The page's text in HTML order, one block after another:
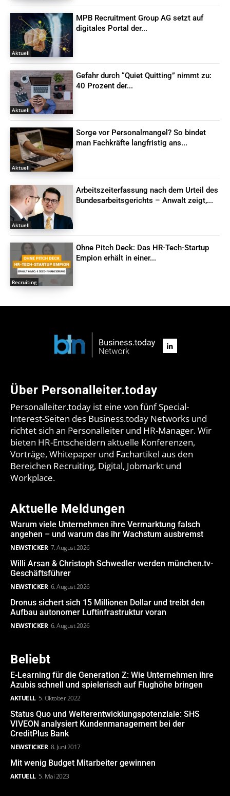
Aktuell
MPB Recruitment Group AG setzt auf
digitales Portal der...
Aktuell
Gefahr durch “Quiet Quitting” nimmt zu:
40 Prozent der...
Aktuell
Sorge vor Personalmangel? So bindet
man Fachkräfte langfristig ans...
Aktuell
Arbeitszeiterfassung nach dem Urteil des
Bundesarbeitsgerichts – Anwalt zeigt,...
Recruiting
Ohne Pitch Deck: Das HR-Tech-Startup
Empion erhält in einer...
Über Personalleiter.today
Personalleiter.today ist eine von fünf Special-
Interest-Seiten des Business.today Networks und
richtet sich an Personalleiter und HR-Manager. Wir
bieten HR-Entscheidern aktuelle Konferenzen,
Vorträge, Whitepaper und Fachartikel aus den
Bereichen Recruiting, Digital, Jobmarkt und
Workplace.
Aktuelle Meldungen
Warum viele Unternehmen ihre Vermarktung falsch
angehen – und warum das ihr Wachstum ausbremst
NEWSTICKER 7. August 2026
Willi Arsan & Christoph Schwedler werden münchen.tv-
Geschäftsführer
NEWSTICKER 6. August 2026
Dronus sichert sich 15 Millionen Dollar und treibt den
Aufbau autonomer Luftinfrastruktur voran
NEWSTICKER 6. August 2026
Beliebt
E-Learning für die Generation Z: Wie Unternehmen ihre
Azubis schnell und spielerisch auf Flughöhe bringen
AKTUELL 5. Oktober 2022
Status Quo und Weiterentwicklungspotenziale: SHS
VIVEON analysiert Kundenmanagement bei der
CreditPlus Bank
NEWSTICKER 8. Juni 2017
Mit wenig Budget Mitarbeiter gewinnen
AKTUELL 5. Mai 2023